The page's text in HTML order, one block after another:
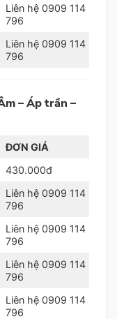
Liên hệ 0909 114
796
Liên hệ 0909 114
796
– Áp trần –
ĐƠN GIÁ
430.000đ
Liên hệ 0909 114
796
Liên hệ 0909 114
796
Liên hệ 0909 114
796
Liên hệ 0909 114
796